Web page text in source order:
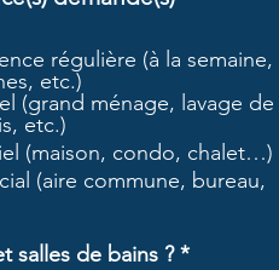
i
a
o
i
régulière (à la semaine,
etc.)
(grand ménage, lavage de
etc.)
(maison, condo, chalet…)
(aire commune, bureau,
salles de bains ?